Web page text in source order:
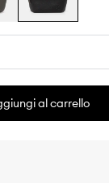
al carrello